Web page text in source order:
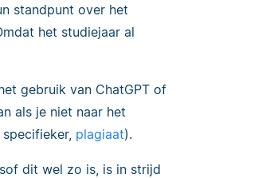
standpunt over het
het studiejaar al
gebruik van ChatGPT of
als je niet naar het
specifieker, plagiaat).
dit wel zo is, is in strijd